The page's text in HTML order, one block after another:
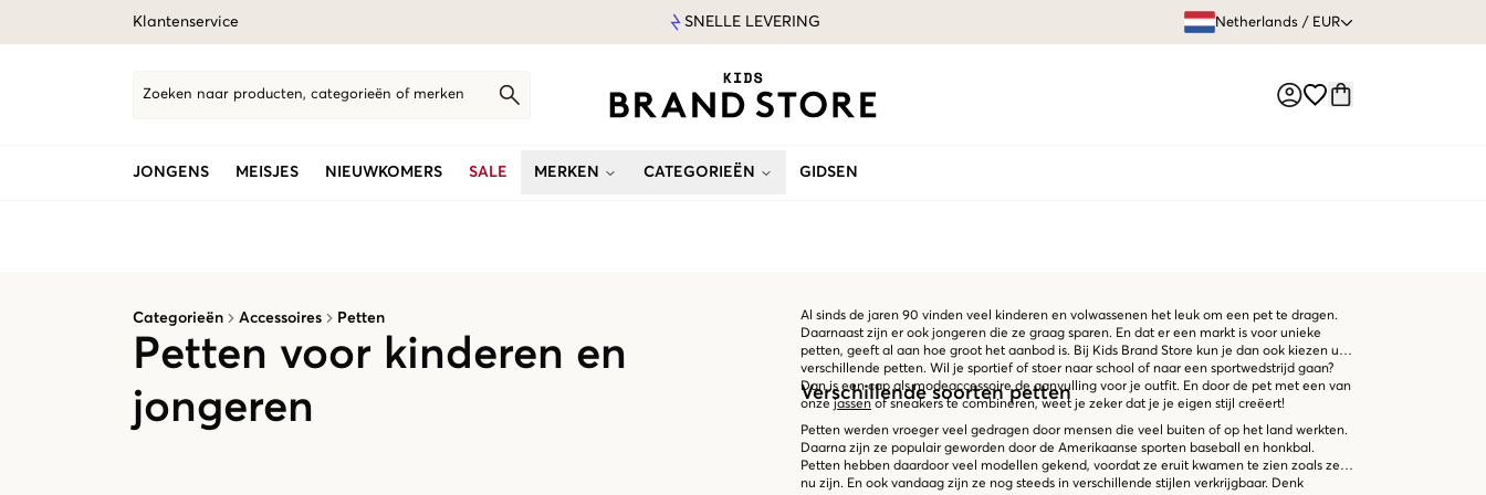
Klantenservice SNELLE LEVERING Netherlands / EUR
Zoeken naar producten, categorieën of merken
JONGENS MEISJES NIEUWKOMERS SALE MERKEN CATEGORIEËN GIDSEN
Categorieën Accessoires Petten
Petten voor kinderen en
jongeren
Al sinds de jaren 90 vinden veel kinderen en volwassenen het leuk om een pet te dragen.
Daarnaast zijn er ook jongeren die ze graag sparen. En dat er een markt is voor unieke
petten, geeft al aan hoe groot het aanbod is. Bij Kids Brand Store kun je dan ook kiezen uit
verschillende petten. Wil je sportief of stoer naar school of naar een sportwedstrijd gaan?
Dan is een cap als modeaccessoire de aanvulling voor je outfit. En door de pet met een van
onze jassen of sneakers te combineren, weet je zeker dat je je eigen stijl creëert!
Verschillende soorten petten
Petten werden vroeger veel gedragen door mensen die veel buiten of op het land werkten.
Daarna zijn ze populair geworden door de Amerikaanse sporten baseball en honkbal.
Petten hebben daardoor veel modellen gekend, voordat ze eruit kwamen te zien zoals ze
nu zijn. En ook vandaag zijn ze nog steeds in verschillende stijlen verkrijgbaar. Denk